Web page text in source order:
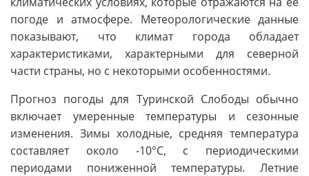
погоде и атмосфере. Метеорологические данные
показывают, что климат города обладает
характеристиками, характерными для северной
части страны, но с некоторыми особенностями.
Прогноз погоды для Туринской Слободы обычно
включает умеренные температуры и сезонные
изменения. Зимы холодные, средняя температура
составляет около -10°C, с периодическими
периодами пониженной температуры. Летние